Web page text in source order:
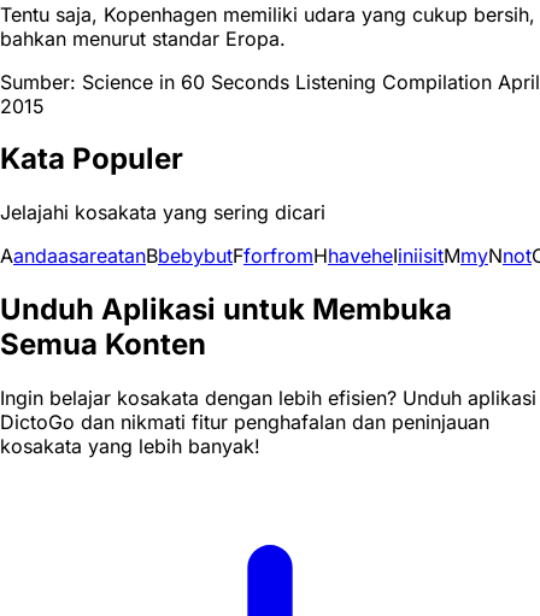
Tentu saja, Kopenhagen memiliki udara yang cukup bersih,
bahkan menurut standar Eropa.
Sumber: Science in 60 Seconds Listening Compilation April
2015
Kata Populer
Jelajahi kosakata yang sering dicari
AandaasareatanBbebybutFforfromHhaveheIiniisitMmyNnot
Unduh Aplikasi untuk Membuka
Semua Konten
Ingin belajar kosakata dengan lebih efisien? Unduh aplikasi
DictoGo dan nikmati fitur penghafalan dan peninjauan
kosakata yang lebih banyak!